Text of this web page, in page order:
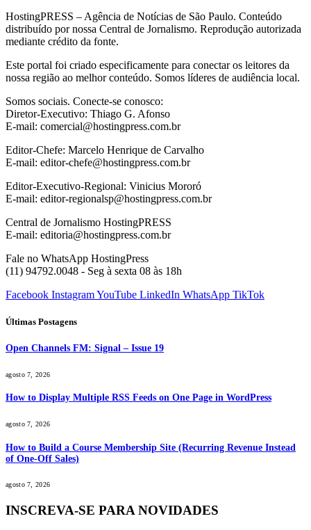
HostingPRESS – Agência de Notícias de São Paulo. Conteúdo
distribuído por nossa Central de Jornalismo. Reprodução autorizada
mediante crédito da fonte.
Este portal foi criado especificamente para conectar os leitores da
nossa região ao melhor conteúdo. Somos líderes de audiência local.
Somos sociais. Conecte-se conosco:
Diretor-Executivo: Thiago G. Afonso
E-mail: comercial@hostingpress.com.br
Editor-Chefe: Marcelo Henrique de Carvalho
E-mail: editor-chefe@hostingpress.com.br
Editor-Executivo-Regional: Vinicius Mororó
E-mail: editor-regionalsp@hostingpress.com.br
Central de Jornalismo HostingPRESS
E-mail: editoria@hostingpress.com.br
Fale no WhatsApp HostingPress
(11) 94792.0048 - Seg à sexta 08 às 18h
Facebook InstagramYouTube LinkedIn WhatsApp TikTok
Últimas Postagens
Open Channels FM: Signal – Issue 19
agosto 7, 2026
How to Display Multiple RSS Feeds on One Page in WordPress
agosto 7, 2026
How to Build a Course Membership Site (Recurring Revenue Instead
of One-Off Sales)
agosto 7, 2026
INSCREVA-SE PARA NOVIDADES